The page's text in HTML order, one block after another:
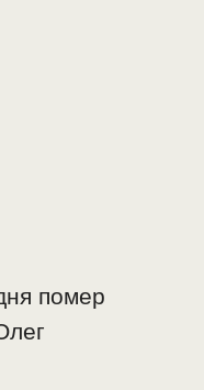
помер